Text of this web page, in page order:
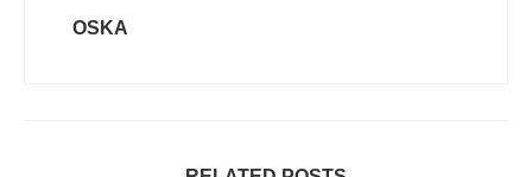
OSKA